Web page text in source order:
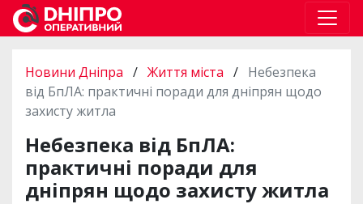
Новини Дніпра / Життя міста / Небезпека
від БпЛА: практичні поради для дніпрян щодо
захисту житла
Небезпека від БпЛА:
практичні поради для
дніпрян щодо захисту житла